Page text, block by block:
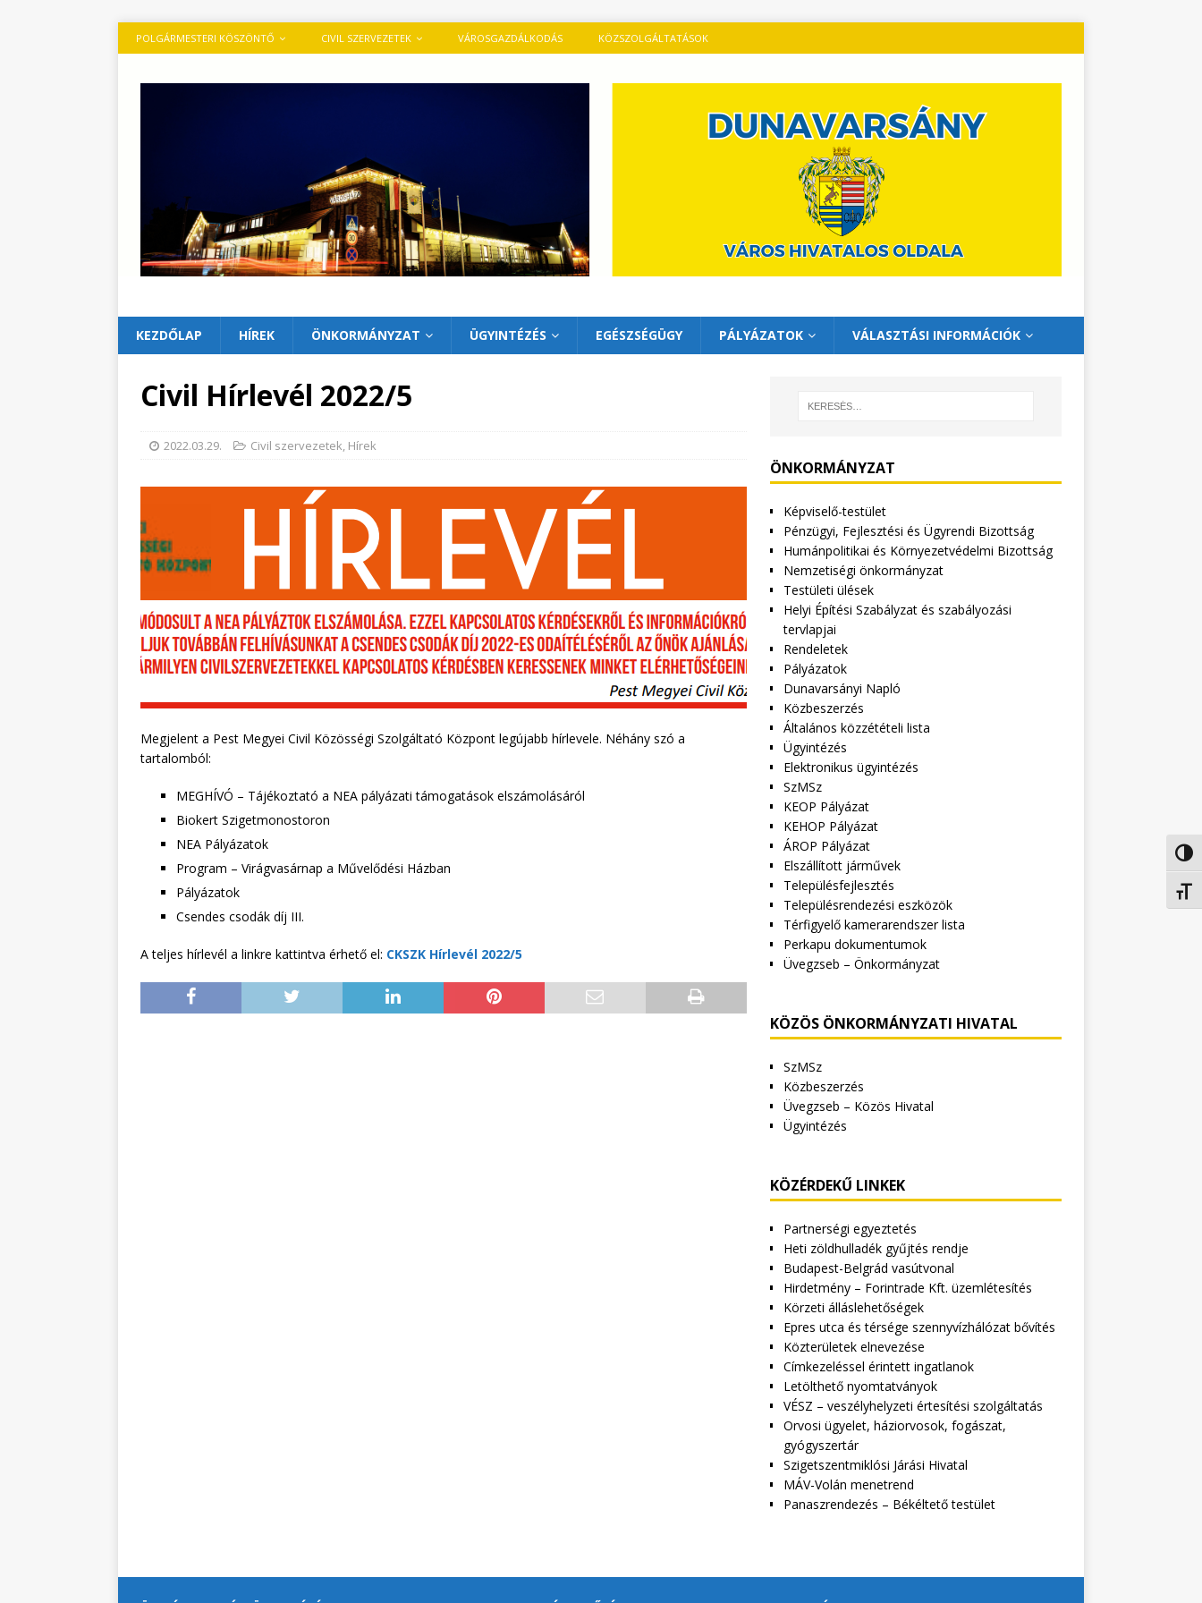
POLGÁRMESTERI KÖSZÖNTŐ CIVIL SZERVEZETEK VÁROSGAZDÁLKODÁS KÖZSZOLGÁLTATÁSOK
KEZDŐLAP HÍREK ÖNKORMÁNYZAT ÜGYINTÉZÉS EGÉSZSÉGÜGY PÁLYÁZATOK VÁLASZTÁSI INFORMÁCIÓK
Civil Hírlevél 2022/5
2022.03.29. Civil szervezetek, Hírek
Megjelent a Pest Megyei Civil Közösségi Szolgáltató Központ legújabb hírlevele. Néhány szó a
tartalomból:
MEGHÍVÓ – Tájékoztató a NEA pályázati támogatások elszámolásáról
Biokert Szigetmonostoron
NEA Pályázatok
Program – Virágvasárnap a Művelődési Házban
Pályázatok
Csendes csodák díj III.
A teljes hírlevél a linkre kattintva érhető el: CKSZK Hírlevél 2022/5
ÖNKORMÁNYZAT
Képviselő-testület
Pénzügyi, Fejlesztési és Ügyrendi Bizottság
Humánpolitikai és Környezetvédelmi Bizottság
Nemzetiségi önkormányzat
Testületi ülések
Helyi Építési Szabályzat és szabályozási
tervlapjai
Rendeletek
Pályázatok
Dunavarsányi Napló
Közbeszerzés
Általános közzétételi lista
Ügyintézés
Elektronikus ügyintézés
SzMSz
KEOP Pályázat
KEHOP Pályázat
ÁROP Pályázat
Elszállított járművek
Településfejlesztés
Településrendezési eszközök
Térfigyelő kamerarendszer lista
Perkapu dokumentumok
Üvegzseb – Önkormányzat
KÖZÖS ÖNKORMÁNYZATI HIVATAL
SzMSz
Közbeszerzés
Üvegzseb – Közös Hivatal
Ügyintézés
KÖZÉRDEKŰ LINKEK
Partnerségi egyeztetés
Heti zöldhulladék gyűjtés rendje
Budapest-Belgrád vasútvonal
Hirdetmény – Forintrade Kft. üzemlétesítés
Körzeti álláslehetőségek
Epres utca és térsége szennyvízhálózat bővítés
Közterületek elnevezése
Címkezeléssel érintett ingatlanok
Letölthető nyomtatványok
VÉSZ – veszélyhelyzeti értesítési szolgáltatás
Orvosi ügyelet, háziorvosok, fogászat,
gyógyszertár
Szigetszentmiklósi Járási Hivatal
MÁV-Volán menetrend
Panaszrendezés – Békéltető testület